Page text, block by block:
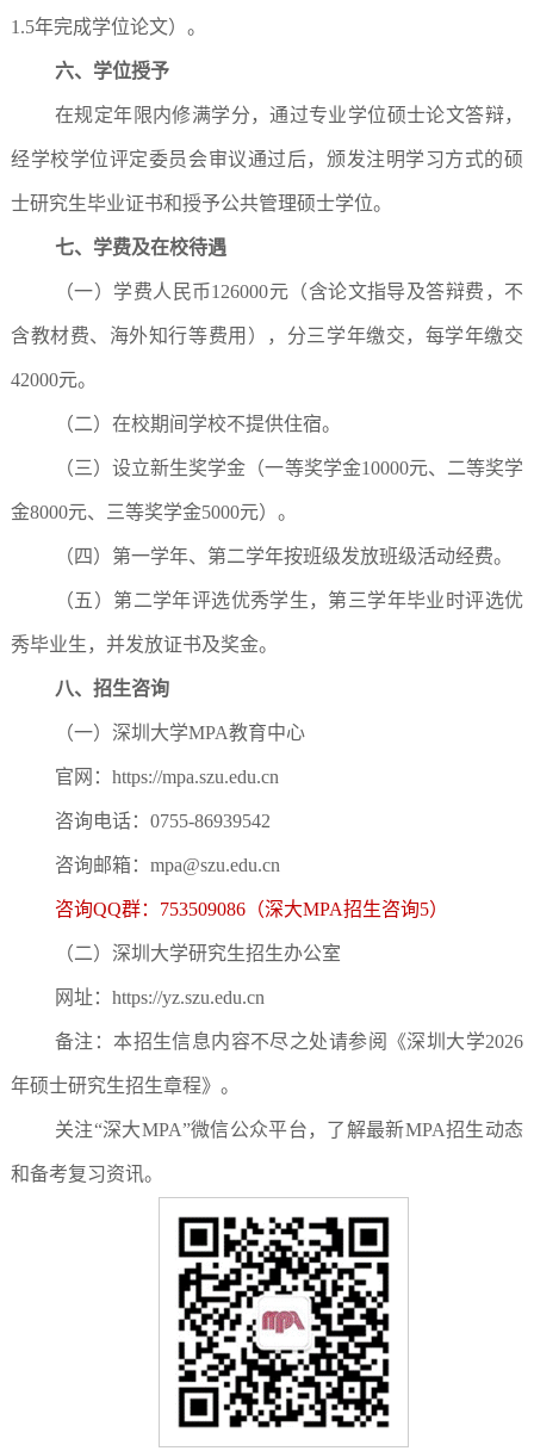
1.5年完成学位论文）。
六、学位授予
在规定年限内修满学分，通过专业学位硕士论文答辩，
经学校学位评定委员会审议通过后，颁发注明学习方式的硕
士研究生毕业证书和授予公共管理硕士学位。
七、学费及在校待遇
（一）学费人民币126000元（含论文指导及答辩费，不
含教材费、海外知行等费用），分三学年缴交，每学年缴交
42000元。
（二）在校期间学校不提供住宿。
（三）设立新生奖学金（一等奖学金10000元、二等奖学
金8000元、三等奖学金5000元）。
（四）第一学年、第二学年按班级发放班级活动经费。
（五）第二学年评选优秀学生，第三学年毕业时评选优
秀毕业生，并发放证书及奖金。
八、招生咨询
（一）深圳大学MPA教育中心
官网：https://mpa.szu.edu.cn
咨询电话：0755-86939542
咨询邮箱：mpa@szu.edu.cn
咨询QQ群：753509086（深大MPA招生咨询5）
（二）深圳大学研究生招生办公室
网址：https://yz.szu.edu.cn
备注：本招生信息内容不尽之处请参阅《深圳大学2026
年硕士研究生招生章程》。
关注“深大MPA”微信公众平台，了解最新MPA招生动态
和备考复习资讯。